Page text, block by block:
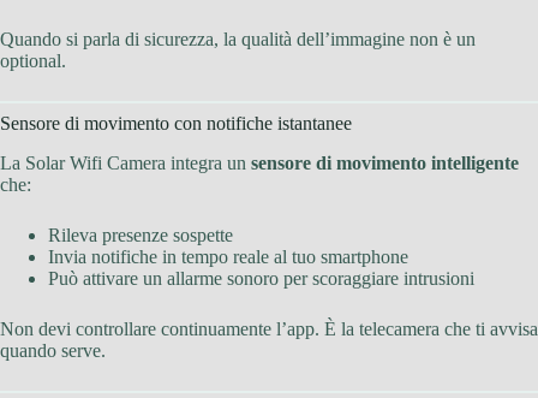
Quando si parla di sicurezza, la qualità dell’immagine non è un
optional.
Sensore di movimento con notifiche istantanee
La Solar Wifi Camera integra un sensore di movimento intelligente
che:
Rileva presenze sospette
Invia notifiche in tempo reale al tuo smartphone
Può attivare un allarme sonoro per scoraggiare intrusioni
Non devi controllare continuamente l’app. È la telecamera che ti avvisa
quando serve.